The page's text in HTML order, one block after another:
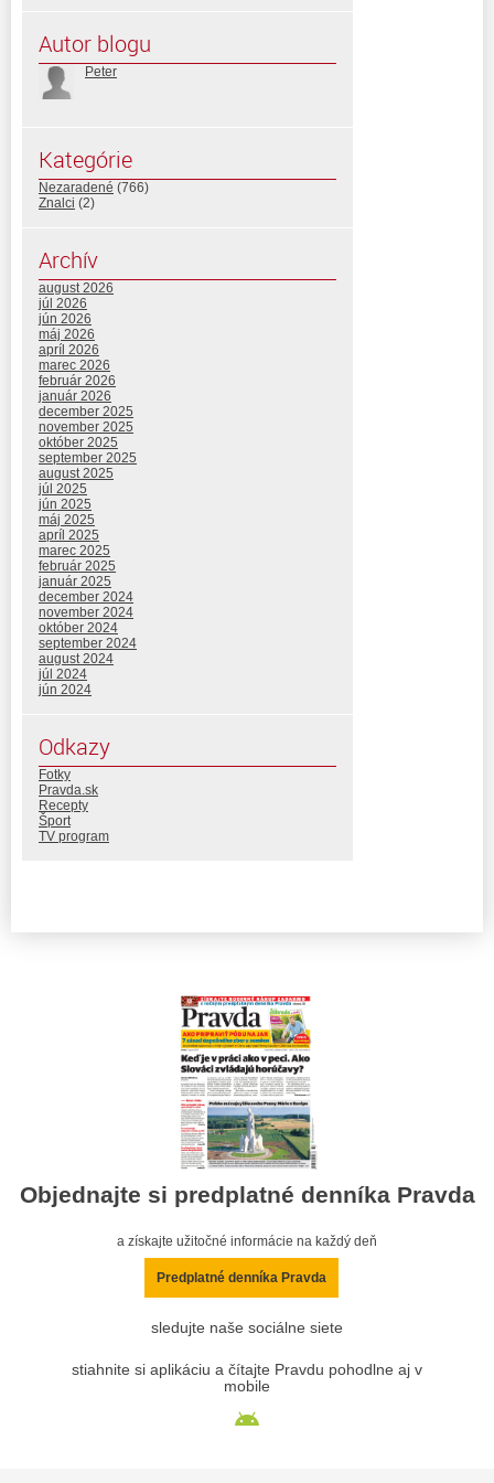
Autor blogu
Peter
Kategórie
Nezaradené (766)
Znalci (2)
Archív
august 2026
júl 2026
jún 2026
máj 2026
apríl 2026
marec 2026
február 2026
január 2026
december 2025
november 2025
október 2025
september 2025
august 2025
júl 2025
jún 2025
máj 2025
apríl 2025
marec 2025
február 2025
január 2025
december 2024
november 2024
október 2024
september 2024
august 2024
júl 2024
jún 2024
Odkazy
Fotky
Pravda.sk
Recepty
Šport
TV program
Objednajte si predplatné denníka Pravda
a získajte užitočné informácie na každý deň
Predplatné denníka Pravda
sledujte naše sociálne siete
stiahnite si aplikáciu a čítajte Pravdu pohodlne aj v
mobile